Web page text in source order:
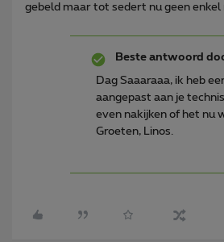
gebeld maar tot sedert nu geen enkel
Beste antwoord
Dag Saaaraaa, ik heb
aangepast aan je
even nakijken of het nu
Groeten, Linos.